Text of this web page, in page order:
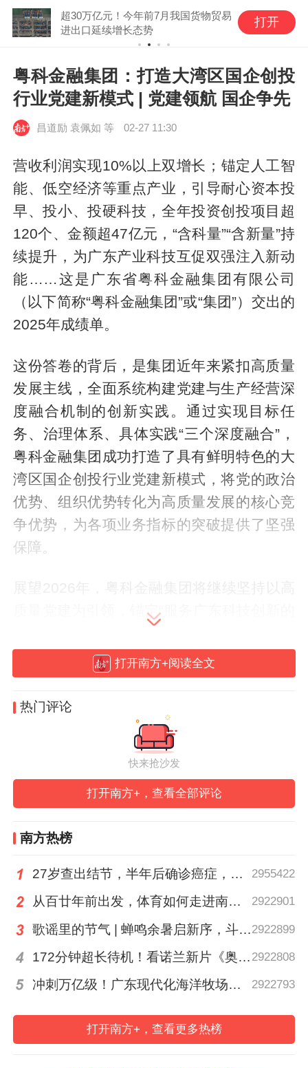
超30万亿元！今年前7月我国货物贸易
进出口延续增长态势
打开
粤科金融集团：打造大湾区国企创投
行业党建新模式 | 党建领航 国企争先
昌道励 袁佩如 等 02-27 11:30
营收利润实现10%以上双增长；锚定人工智
能、低空经济等重点产业，引导耐心资本投
早、投小、投硬科技，全年投资创投项目超
120个、金额超47亿元，“含科量”“含新量”持
续提升，为广东产业科技互促双强注入新动
能……这是广东省粤科金融集团有限公司
（以下简称“粤科金融集团”或“集团”）交出的
2025年成绩单。
这份答卷的背后，是集团近年来紧扣高质量
发展主线，全面系统构建党建与生产经营深
度融合机制的创新实践。通过实现目标任
务、治理体系、具体实践“三个深度融合”，
粤科金融集团成功打造了具有鲜明特色的大
湾区国企创投行业党建新模式，将党的政治
优势、组织优势转化为高质量发展的核心竞
争优势，为各项业务指标的突破提供了坚强
保障。
质量党建为引领，锚定“服务广东科技创新的
体产业与科技金融“一体两翼”协同发展，以
更高站位、更实举措赋能广东全面推进强省
建设，跃马扬鞭再拓新程。
2025大湾区科学论坛。
打开南方+阅读全文
热门评论
快来抢沙发
打开南方+，查看全部评论
南方热榜
27岁查出结节，半年后确诊癌症，甲状腺癌真的“懒”吗？ 2955422
从百廿年前出发，体育如何走进南粤普通人的生活？ 2922901
歌谣里的节气 | 蝉鸣余暑启新序，斗指西南迎立秋2922899
172分钟超长待机！看诺兰新片《奥德赛》前需要了解这三件事→ 2922808
冲刺万亿级！广东现代化海洋牧场建设提速 2922793
打开南方+，查看更多热榜